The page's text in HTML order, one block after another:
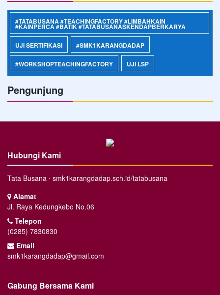
#TATABUSANA #TEACHINGFACTORY #LIMBAHKAIN
#KAINPERCA #BATIK #TATABUSANASKENDAPBERKARYA
UJI SERTIFIKASI #SMK1KARANGDADAP
#WORKSHOPTEACHINGFACTORY UJI LSP
Pengunjung
Hubungi Kami
Tata Busana ⋅ smk1karangdadap.sch.id/tatabusana
Alamat
Jl. Raya Kedungkebo No.06
Telepon
(0285) 7830830
Email
smk1karangdadap@gmail.com
Gabung Bersama Kami